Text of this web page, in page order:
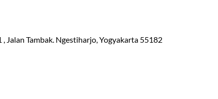
Jalan Tambak. Ngestiharjo, Yogyakarta 55182